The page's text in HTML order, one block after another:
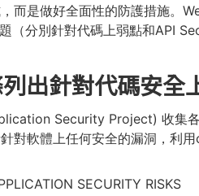
而是做好全面性的防護措施。
（分別針對代碼上弱點和API
出針對代碼安全
Security Project) 收集
對軟體上任何安全的漏洞，利
SECURITY RISKS